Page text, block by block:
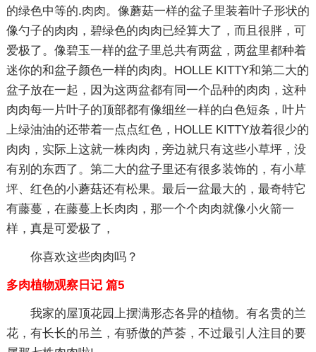
的绿色中等的.肉肉。像蘑菇一样的盆子里装着叶子形状的
像勺子的肉肉，碧绿色的肉肉已经算大了，而且很胖，可
爱极了。像碧玉一样的盆子里总共有两盆，两盆里都种着
迷你的和盆子颜色一样的肉肉。HOLLE KITTY和第二大的
盆子放在一起，因为这两盆都有同一个品种的肉肉，这种
肉肉每一片叶子的顶部都有像细丝一样的白色短条，叶片
上绿油油的还带着一点点红色，HOLLE KITTY放着很少的
肉肉，实际上这就一株肉肉，旁边就只有这些小草坪，没
有别的东西了。第二大的盆子里还有很多装饰的，有小草
坪、红色的小蘑菇还有松果。最后一盆最大的，最奇特它
有藤蔓，在藤蔓上长肉肉，那一个个肉肉就像小火箭一
样，真是可爱极了，
你喜欢这些肉肉吗？
多肉植物观察日记 篇5
我家的屋顶花园上摆满形态各异的植物。有名贵的兰
花，有长长的吊兰，有骄傲的芦荟，不过最引人注目的要